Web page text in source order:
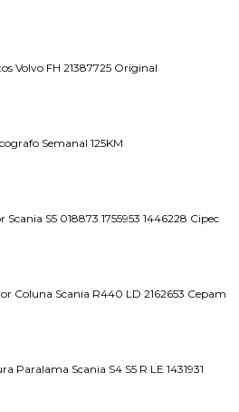
Volvo FH 21387725 Original
Semanal 125KM
S5 018873 1755953 1446228 Cipec
Coluna Scania R440 LD 2162653 Cepam
Paralama Scania S4 S5 R LE 1431931